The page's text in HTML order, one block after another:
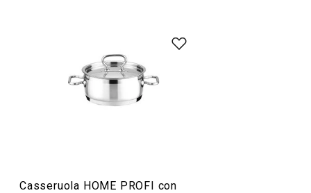
Preparazione degli alimenti
Casseruola HOME PROFI con